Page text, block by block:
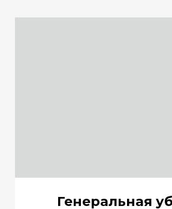
Генеральная